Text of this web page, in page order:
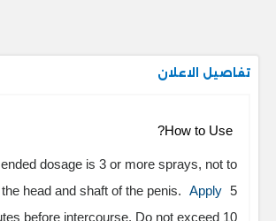
تفاصيل الاعلان
How to Use?
dosage is 3 or more sprays, not to
head and shaft of the penis. Apply 5
before intercourse. Do not exceed 10